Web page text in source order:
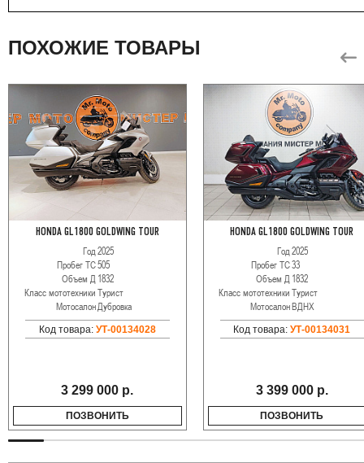
ПОХОЖИЕ ТОВАРЫ
HONDA GL1800 GOLDWING TOUR
Год2025
Пробег ТС505
Объем Д 1832
Класс мототехникиТурист
МотосалонДубровка
Код товара: УТ-00134028
3 299 000 р.
ПОЗВОНИТЬ
HONDA GL1800 GOLDWING TOUR
Год 2025
Пробег ТС33
Объем Д 1832
Класс мототехники Турист
МотосалонВДНХ
Код товара:УТ-00134031
3 399 000 р.
ПОЗВОНИТЬ